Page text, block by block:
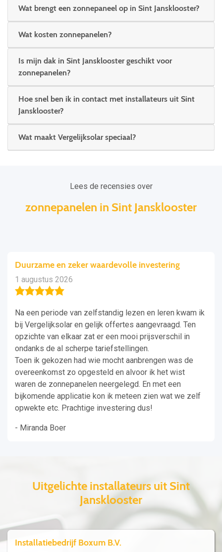
Wat brengt een zonnepaneel op in Sint Jansklooster?
Wat kosten zonnepanelen?
Is mijn dak in Sint Jansklooster geschikt voor
zonnepanelen?
Hoe snel ben ik in contact met installateurs uit Sint
Jansklooster?
Wat maakt Vergelijksolar speciaal?
Lees de recensies over
zonnepanelen in Sint Jansklooster
Duurzame en zeker waardevolle investering
1 augustus 2026
Na een periode van zelfstandig lezen en leren kwam ik
bij Vergelijksolar en gelijk offertes aangevraagd. Ten
opzichte van elkaar zat er een mooi prijsverschil in
ondanks de al scherpe tariefstellingen.
Toen ik gekozen had wie mocht aanbrengen was de
overeenkomst zo opgesteld en alvoor ik het wist
waren de zonnepanelen neergelegd. En met een
bijkomende applicatie kon ik meteen zien wat we zelf
opwekte etc. Prachtige investering dus!
- Miranda Boer
Uitgelichte installateurs uit Sint
Jansklooster
Installatiebedrijf Boxum B.V.